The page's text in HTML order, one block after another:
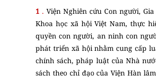
1 . Viện Nghiên cứu Con người,
Khoa học xã hội Việt Nam, thực
quyền con người, an ninh con
phát triển xã hội nhằm cung cấp
chính sách, pháp luật của Nhà
sách theo chỉ đạo của Viện Hàn